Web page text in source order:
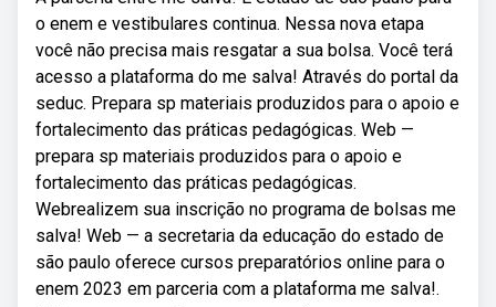
o enem e vestibulares continua. Nessa nova etapa
você não precisa mais resgatar a sua bolsa. Você terá
acesso a plataforma do me salva! Através do portal da
seduc. Prepara sp materiais produzidos para o apoio e
fortalecimento das práticas pedagógicas. Web —
prepara sp materiais produzidos para o apoio e
fortalecimento das práticas pedagógicas.
Webrealizem sua inscrição no programa de bolsas me
salva! Web — a secretaria da educação do estado de
são paulo oferece cursos preparatórios online para o
enem 2023 em parceria com a plataforma me salva!.